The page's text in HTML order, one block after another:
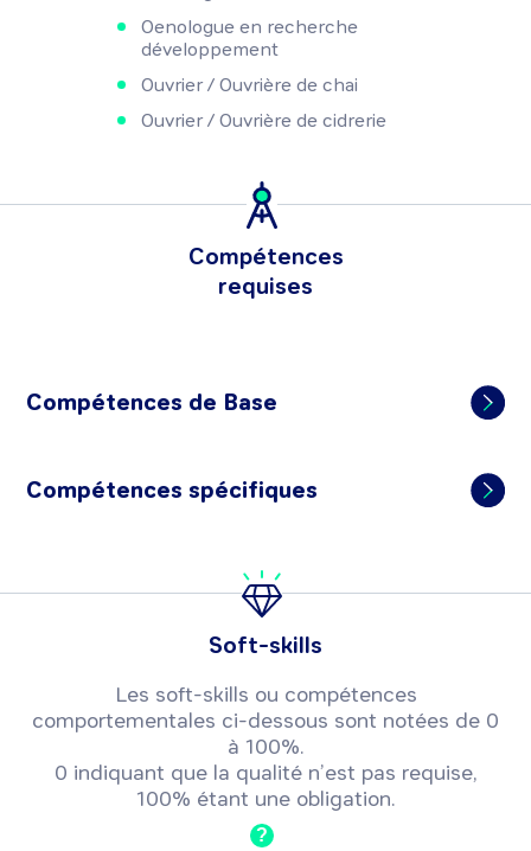
Oenologue en recherche
développement
Ouvrier / Ouvrière de chai
Ouvrier / Ouvrière de cidrerie
Compétences
requises
Compétences de Base
Compétences spécifiques
Soft-skills
Les soft-skills ou compétences
comportementales ci-dessous sont notées de 0
à 100%.
0 indiquant que la qualité n’est pas requise,
100% étant une obligation.
?